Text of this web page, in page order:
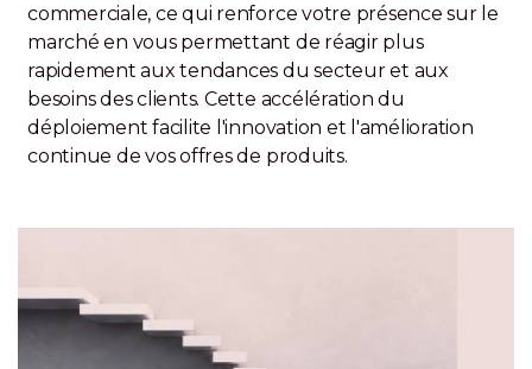
commerciale, ce qui renforce votre présence sur le
marché en vous permettant de réagir plus
rapidement aux tendances du secteur et aux
besoins des clients. Cette accélération du
déploiement facilite l'innovation et l'amélioration
continue de vos offres de produits.